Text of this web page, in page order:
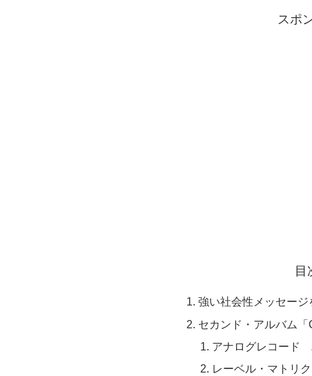
スポ
目
強い社会性メッセー
セカンド・アルバム「
アナログレコード
レーベル・マトリ